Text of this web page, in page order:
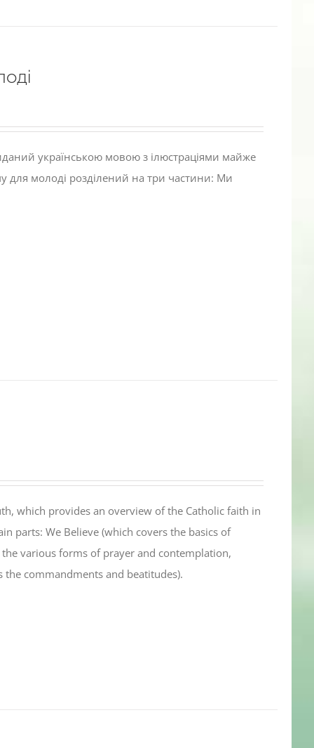
українською мовою з ілюстраціями майже
для молоді розділений на три частини: Ми
which provides an overview of the Catholic faith in
parts: We Believe (which covers the basics of
various forms of prayer and contemplation,
the commandments and beatitudes).